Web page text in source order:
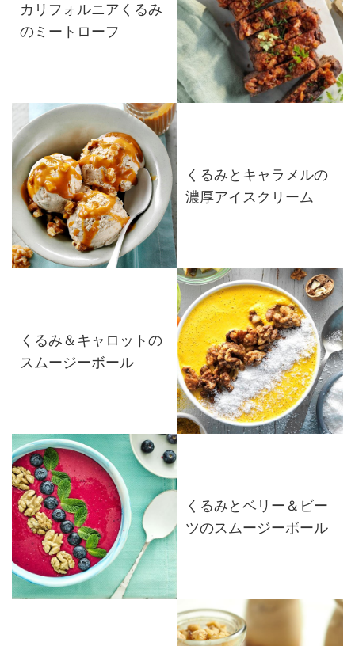
カリフォルニアくるみ
のミートローフ
くるみとキャラメルの
濃厚アイスクリーム
くるみ＆キャロットの
スムージーボール
くるみとベリー＆ビー
ツのスムージーボール